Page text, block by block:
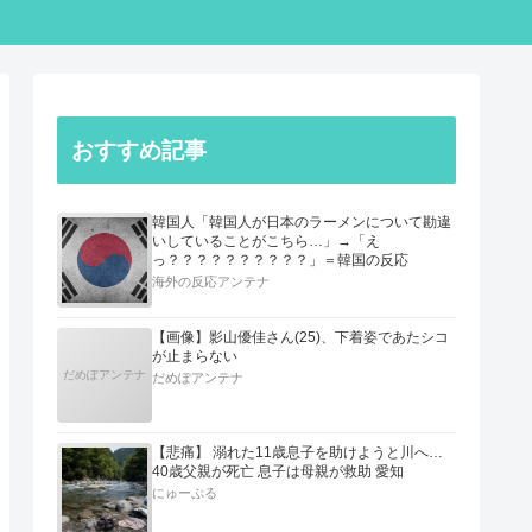
おすすめ記事
韓国人「韓国人が日本のラーメンについて勘違
いしていることがこちら…」→「え
っ？？？？？？？？？？」＝韓国の反応
海外の反応アンテナ
だめぽアンテナ
【画像】影山優佳さん(25)、下着姿であたシコ
が止まらない
だめぽアンテナ
【悲痛】 溺れた11歳息子を助けようと川へ…
40歳父親が死亡 息子は母親が救助 愛知
にゅーぷる